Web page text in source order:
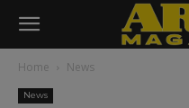
Home News
News